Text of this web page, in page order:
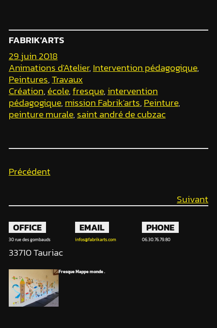
FABRIK'ARTS
29 juin 2018
Animations d'Atelier, Intervention pédagogique
Peintures, Travaux
Création, école, fresque, intervention
pédagogique, mission Fabrik'arts, Peinture
peinture murale, saint andré de cubzac
Précédent
Suivant
OFFICE
30 rue des gombauds
33710 Tauriac
EMAIL
infos@fabrikarts.com
PHONE
06.30.76.79.80
Fresque Mappe monde .